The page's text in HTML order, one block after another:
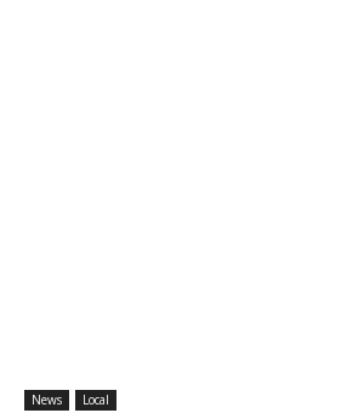
News Local